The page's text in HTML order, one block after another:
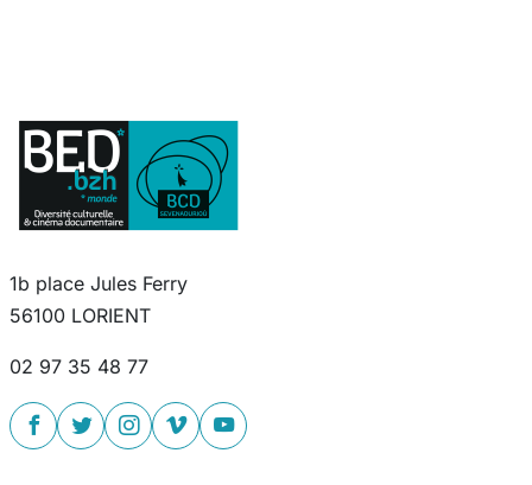
1b place Jules Ferry
56100 LORIENT
02 97 35 48 77